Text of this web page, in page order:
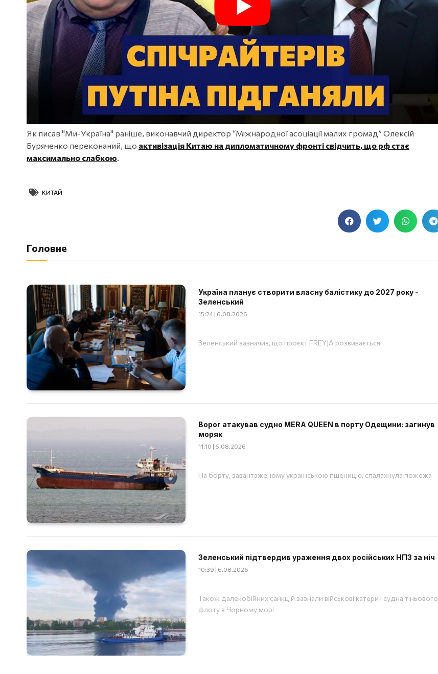
Як писав "Ми-Україна" раніше, виконавчий директор “Міжнародної асоціації малих громад” Олексій
Буряченко переконаний, що активізація Китаю на дипломатичному фронті свідчить, що рф стає
максимально слабкою.
КИТАЙ
Головне
Україна планує створити власну балістику до 2027 року -
Зеленський
15:24 | 6.08.2026
Зеленський зазначив, що проєкт FREYJA розвивається
Ворог атакував судно MERA QUEEN в порту Одещини: загинув
моряк
11:10 | 6.08.2026
На борту, завантаженому українською пшеницю, спалахнула пожежа
Зеленський підтвердив ураження двох російських НПЗ за ніч
10:39 | 6.08.2026
Також далекобійних санкцій зазнали військові катери і судна тіньового
флоту в Чорному морі